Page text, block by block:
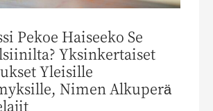
Pekoe Haiseeko Se
Yksinkertaiset
Yleisille
Nimen Alkuperä